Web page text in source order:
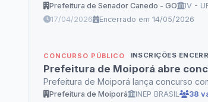
Prefeitura de Senador Canedo - GO IV -
17/04/2026
Encerrado em 14/05/2026
CONCURSO PÚBLICO INSCRIÇÕES
Prefeitura de Moiporá abre
Prefeitura de Moiporá lança concurso
Prefeitura de Moiporá INEP BRASIL 38